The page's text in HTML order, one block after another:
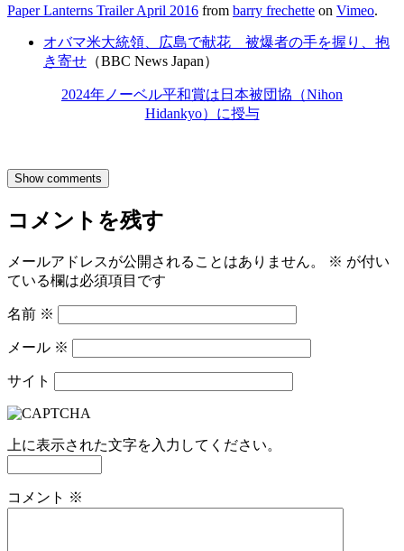
Paper Lanterns Trailer April 2016 from barry frechette on Vimeo.
オバマ米大統領、広島で献花 被爆者の手を握り、抱
き寄せ （BBC News Japan）
2024年ノーベル平和賞は日本被団協（Nihon
Hidankyo）に授与
Show comments
コメントを残す
メールアドレスが公開されることはありません。 ※ が付い
ている欄は必須項目です
名前 ※
メール ※
サイト
上に表示された文字を入力してください。
コメント ※